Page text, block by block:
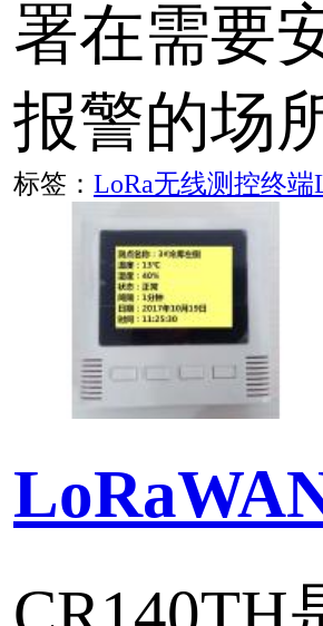
常的方便，电
操作，便可以
标签：LoRa物
同时“守护”数
况的秘诀
一种监控机器
电机当做传感
配套硬件（该
并进行优化）
大型机器，并